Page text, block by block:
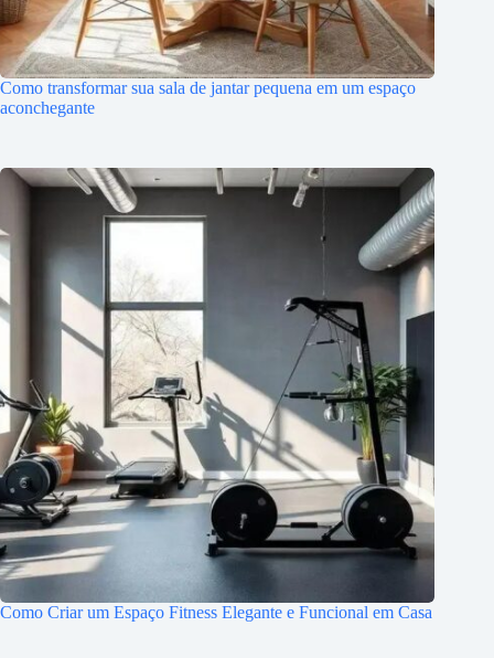
Como transformar sua sala de jantar pequena em um espaço
aconchegante
Como Criar um Espaço Fitness Elegante e Funcional em Casa